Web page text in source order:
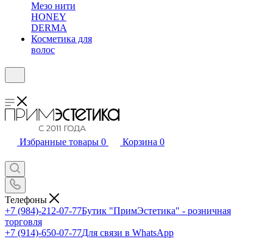
Мезо нити
HONEY
DERMA
Косметика для
волос
Избранные товары 0 Корзина 0
Телефоны
+7 (984)-212-07-77Бутик "ПримЭстетика" - розничная
торговля
+7 (914)-650-07-77Для связи в WhatsApp